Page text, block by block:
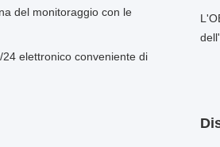
del monitoraggio con le
elettronico conveniente di